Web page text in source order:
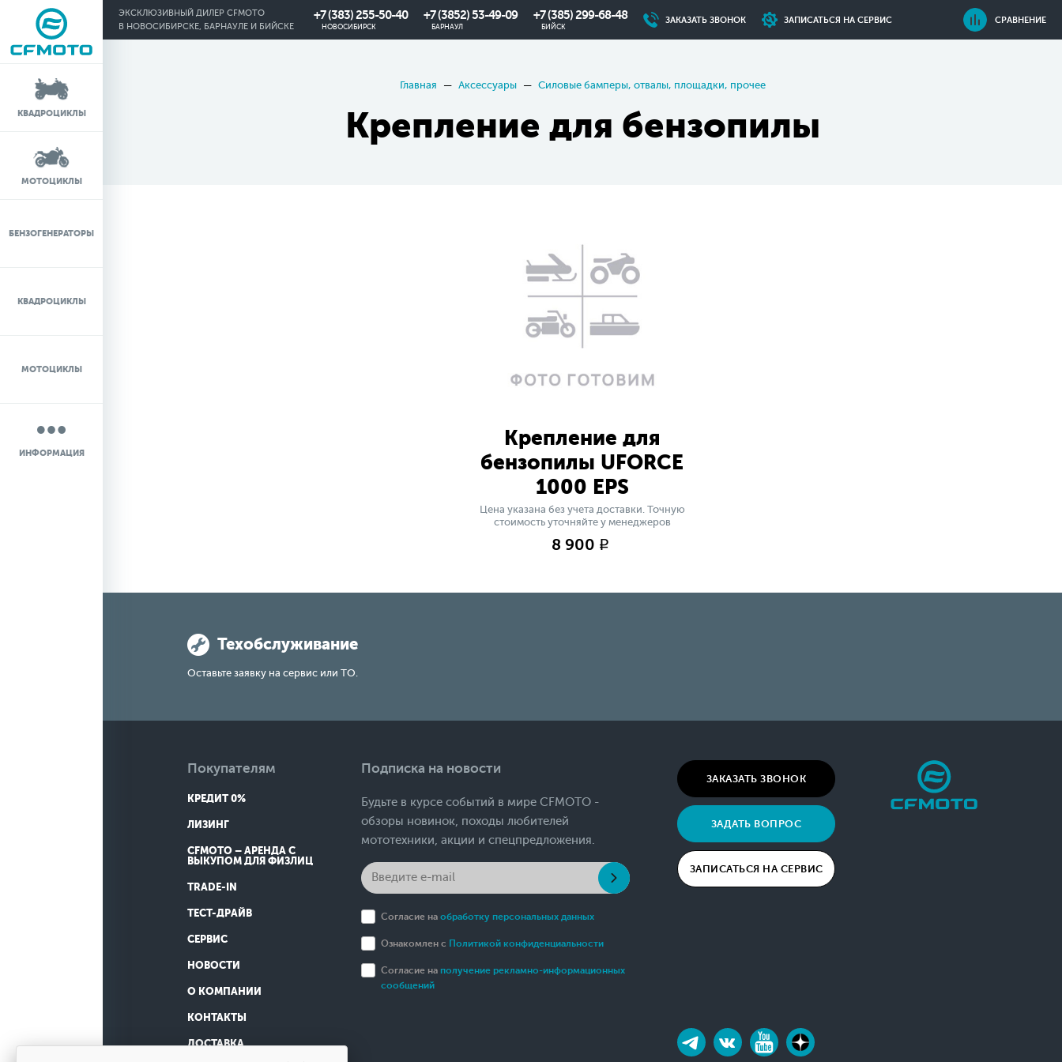
ЭКСКЛЮЗИВНЫЙ ДИЛЕР CFMOTO
В НОВОСИБИРСКЕ, БАРНАУЛЕ И БИЙСКЕ
+7 (383) 255-50-40
НОВОСИБИРСК
+7 (3852) 53-49-09
БАРНАУЛ
+7 (385) 299-68-48
БИЙСК
ЗАКАЗАТЬ ЗВОНОК ЗАПИСАТЬСЯ НА СЕРВИС СРАВНЕНИЕ
КВАДРОЦИКЛЫ
МОТОЦИКЛЫ
БЕНЗОГЕНЕРАТОРЫ
КВАДРОЦИКЛЫ
МОТОЦИКЛЫ
ИНФОРМАЦИЯ
0%
IN
Главная Аксессуары Силовые бамперы, отвалы, площадки, прочее
Крепление для бензопилы
Крепление для
бензопилы UFORCE
1000 EPS
Цена указана без учета доставки. Точную
стоимость уточняйте у менеджеров
8 900 q
Техобслуживание
Оставьте заявку на сервис или ТО.
Покупателям
КРЕДИТ 0%
ЛИЗИНГ
CFMOTO – АРЕНДА С
ВЫКУПОМ ДЛЯ ФИЗЛИЦ
TRADE-IN
ТЕСТ-ДРАЙВ
СЕРВИС
НОВОСТИ
О КОМПАНИИ
КОНТАКТЫ
ДОСТАВКА
Подписка на новости
Будьте в курсе событий в мире CFMOTO -
обзоры новинок, походы любителей
мототехники, акции и спецпредложения.
Согласие на обработку персональных данных
Ознакомлен с Политикой конфиденциальности
Согласие на получение рекламно-информационных
сообщений
ЗАКАЗАТЬ ЗВОНОК
ЗАДАТЬ ВОПРОС
ЗАПИСАТЬСЯ НА СЕРВИС